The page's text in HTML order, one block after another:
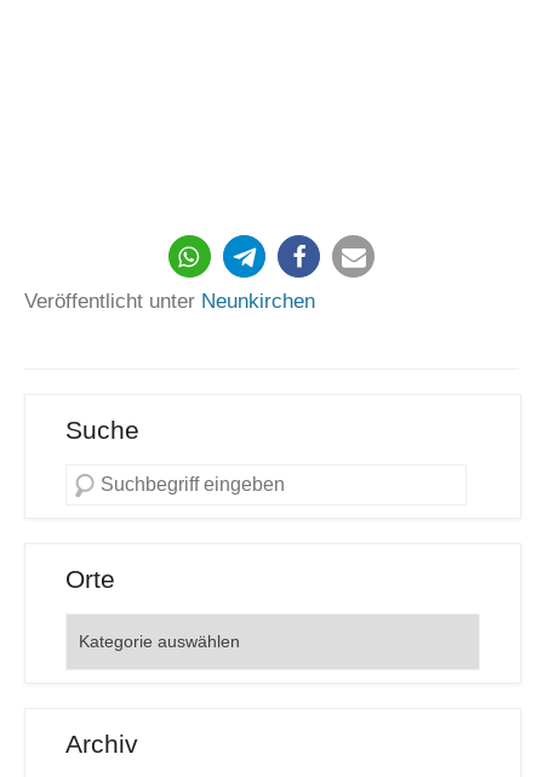
41
Veröffentlicht unter Neunkirchen
Suche
Orte
Archiv